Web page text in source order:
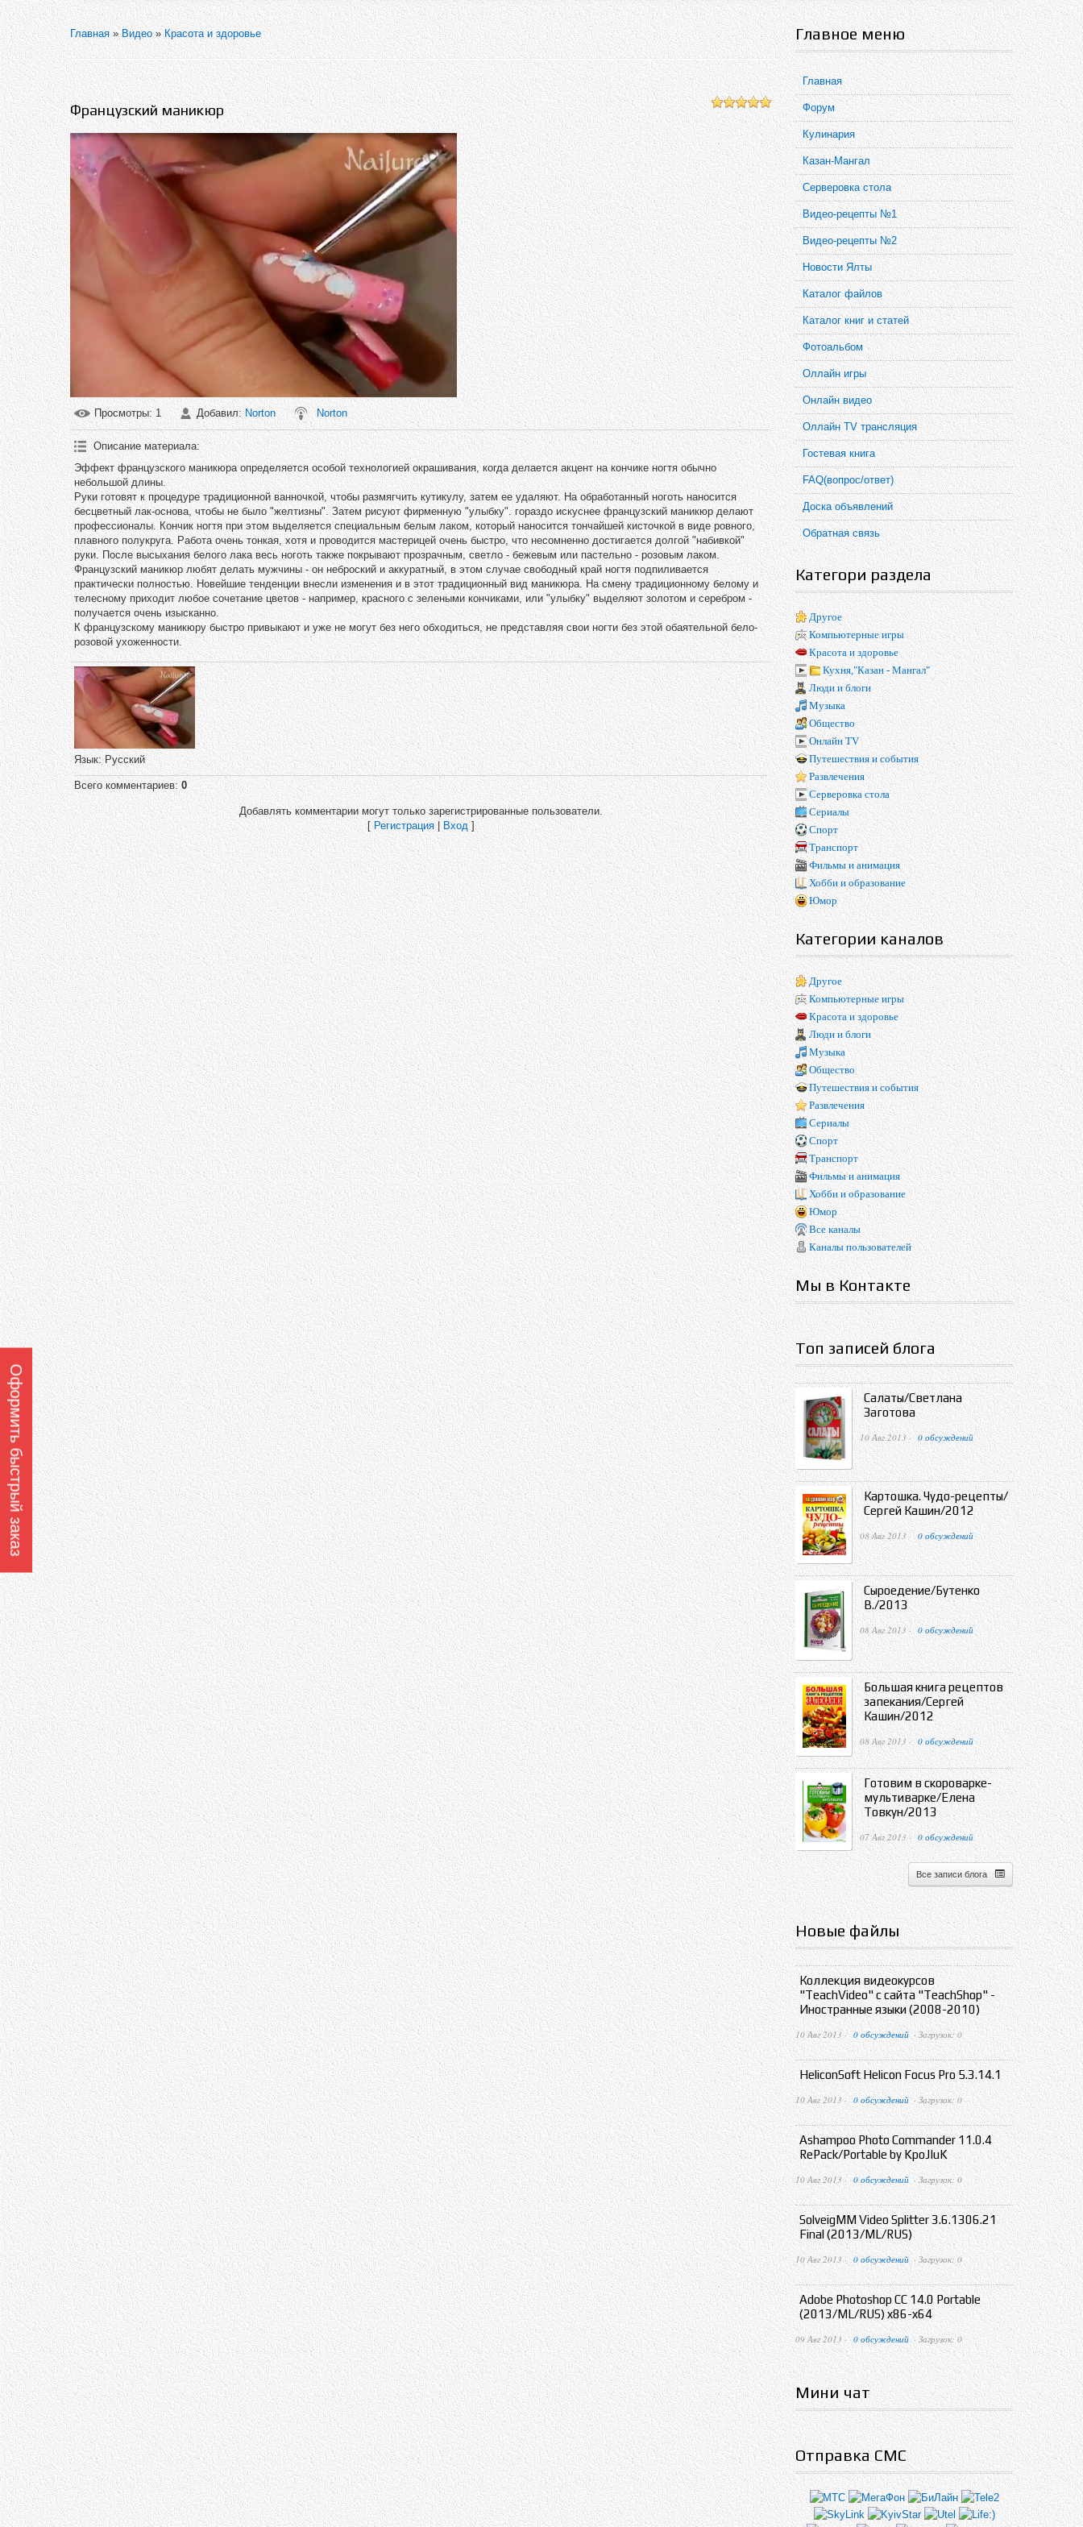
Главная»Видео»Красота и здоровье
Французский маникюр
Просмотры: 1 Добавил:Norton Norton
Описание материала:
Эффект французского маникюра определяется особой технологией окрашивания, когда делается акцент на кончике ногтя обычно
небольшой длины.
Руки готовят к процедуре традиционной ванночкой, чтобы размягчить кутикулу, затем ее удаляют. На обработанный ноготь наносится
бесцветный лак-основа, чтобы не было "желтизны". Затем рисуют фирменную "улыбку". гораздо искуснее французский маникюр делают
профессионалы. Кончик ногтя при этом выделяется специальным белым лаком, который наносится тончайшей кисточкой в виде ровного,
плавного полукруга. Работа очень тонкая, хотя и проводится мастерицей очень быстро, что несомненно достигается долгой "набивкой"
руки. После высыхания белого лака весь ноготь также покрывают прозрачным, светло - бежевым или пастельно - розовым лаком.
Французский маникюр любят делать мужчины - он неброский и аккуратный, в этом случае свободный край ногтя подпиливается
практически полностью. Новейшие тенденции внесли изменения и в этот традиционный вид маникюра. На смену традиционному белому и
телесному приходит любое сочетание цветов - например, красного с зелеными кончиками, или "улыбку" выделяют золотом и серебром -
получается очень изысканно.
К французскому маникюру быстро привыкают и уже не могут без него обходиться, не представляя свои ногти без этой обаятельной бело-
розовой ухоженности.
Язык: Русский
Всего комментариев:0
Добавлять комментарии могут только зарегистрированные пользователи.
[Регистрация|Вход]
Главное меню
Главная
Форум
Кулинария
Казан-Мангал
Серверовка стола
Видео-рецепты №1
Видео-рецепты №2
Новости Ялты
Каталог файлов
Каталог книг и статей
Фотоальбом
Оллайн игры
Онлайн видео
Оллайн TV трансляция
Гостевая книга
FAQ(вопрос/ответ)
Доска объявлений
Обратная связь
Категори раздела
Другое
Компьютерные игры
Красота и здоровье
Кухня,"Казан - Мангал"
Люди и блоги
Музыка
Общество
Онлайн TV
Путешествия и события
Развлечения
Серверовка стола
Сериалы
Спорт
Транспорт
Фильмы и анимация
Хобби и образование
Юмор
Категории каналов
Другое
Компьютерные игры
Красота и здоровье
Люди и блоги
Музыка
Общество
Путешествия и события
Развлечения
Сериалы
Спорт
Транспорт
Фильмы и анимация
Хобби и образование
Юмор
Все каналы
Каналы пользователей
Мы в Контакте
Топ записей блога
Салаты/Светлана
Заготова
10 Авг 2013 · 0 обсуждений
Картошка. Чудо-рецепты/
Сергей Кашин/2012
08 Авг 2013 · 0 обсуждений
Сыроедение/Бутенко
В./2013
08 Авг 2013 · 0 обсуждений
Большая книга рецептов
запекания/Сергей
Кашин/2012
08 Авг 2013 · 0 обсуждений
Готовим в скороварке-
мультиварке/Елена
Товкун/2013
07 Авг 2013 · 0 обсуждений
Все записи блога
Новые файлы
Коллекция видеокурсов
"TeachVideo" с сайта "TeachShop" -
Иностранные языки (2008-2010)
10 Авг 2013 · 0 обсуждений · Загрузок: 0
HeliconSoft Helicon Focus Pro 5.3.14.1
10 Авг 2013 · 0 обсуждений · Загрузок: 0
Ashampoo Photo Commander 11.0.4
RePack/Portable by KpoJIuK
10 Авг 2013 · 0 обсуждений · Загрузок: 0
SolveigMM Video Splitter 3.6.1306.21
Final (2013/ML/RUS)
10 Авг 2013 · 0 обсуждений · Загрузок: 0
Adobe Photoshop CC 14.0 Portable
(2013/ML/RUS) x86-x64
09 Авг 2013 · 0 обсуждений · Загрузок: 0
Мини чат
Отправка СМС
Оформить быстрый заказ